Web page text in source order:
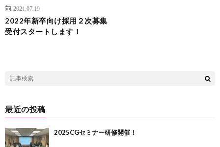
2021.07.19
2022年新卒向け採用２次募集
受付スタートします！
最近の投稿
2025CGセミナー研修開催！